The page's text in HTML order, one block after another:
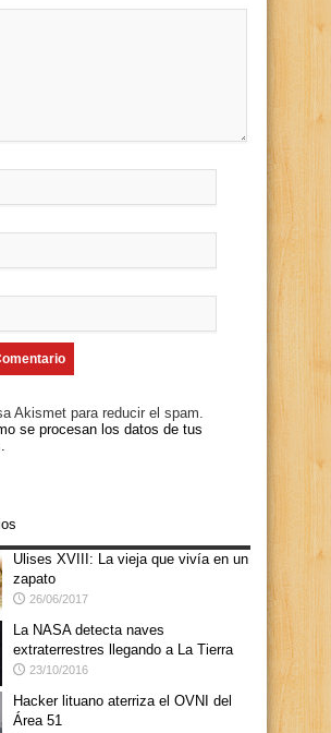
Akismet para reducir el spam.
se procesan los datos de tus
Ulises XVIII: La vieja que vivía en un
zapato
26/06/2017
La NASA detecta naves
extraterrestres llegando a La Tierra
23/10/2016
Hacker lituano aterriza el OVNI del
Área 51